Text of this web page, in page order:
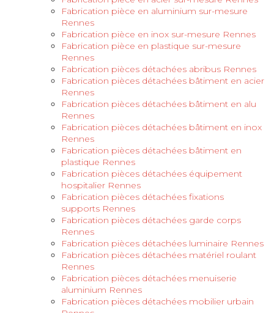
Fabrication pièce en aluminium sur-mesure
Rennes
Fabrication pièce en inox sur-mesure Rennes
Fabrication pièce en plastique sur-mesure
Rennes
Fabrication pièces détachées abribus Rennes
Fabrication pièces détachées bâtiment en acier
Rennes
Fabrication pièces détachées bâtiment en alu
Rennes
Fabrication pièces détachées bâtiment en inox
Rennes
Fabrication pièces détachées bâtiment en
plastique Rennes
Fabrication pièces détachées équipement
hospitalier Rennes
Fabrication pièces détachées fixations
supports Rennes
Fabrication pièces détachées garde corps
Rennes
Fabrication pièces détachées luminaire Rennes
Fabrication pièces détachées matériel roulant
Rennes
Fabrication pièces détachées menuiserie
aluminium Rennes
Fabrication pièces détachées mobilier urbain